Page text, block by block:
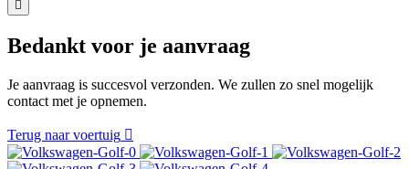
Bedankt voor je aanvraag
Je aanvraag is succesvol verzonden. We zullen zo snel mogelijk
contact met je opnemen.
Terug naar voertuig